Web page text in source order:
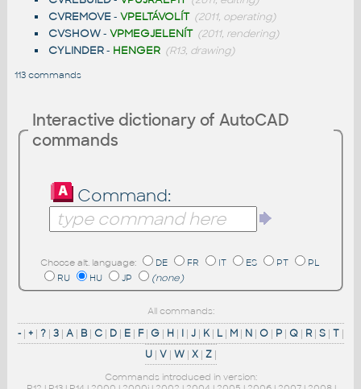
CVREMOVE- VPELTÁVOLÍT (2011, operating)
CVSHOW- VPMEGJELENÍT (2011, rendering)
CYLINDER- HENGER (R13, drawing)
113 commands
Interactive dictionary of AutoCAD
commands
Command:
Choose alt. language: DE FR IT ES PT
PL
RU
HU JP (none)
All commands:
- | + | ? | 3 | A | B | C | D | E | F| G | H | I | J | K| L | M | N | O | P | Q | R | S | T |
U | V | W | X | Z |
Commands introduced in version: